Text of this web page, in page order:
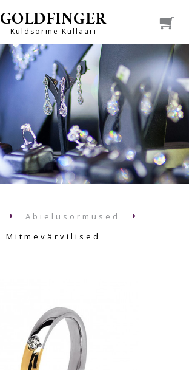
GOLDFINGER
Kuldsõrme Kullaäri

Abielusõrmused
Mitmevärvilised